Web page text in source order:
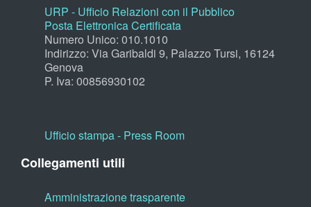
URP - Ufficio Relazioni con il Pubblico
Posta Elettronica Certificata
Numero Unico: 010.1010
Indirizzo: Via Garibaldi 9, Palazzo Tursi, 16124
Genova
P. Iva: 00856930102
Ufficio stampa - Press Room
Collegamenti utili
Amministrazione trasparente